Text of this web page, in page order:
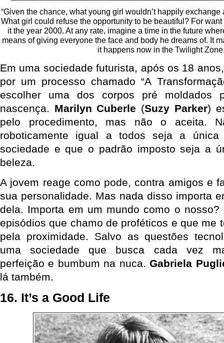
“Given the chance, what young girl wouldn’t happily
What girl could refuse the opportunity to be beautiful? For want
it the year 2000. At any rate, imagine a time in the future
means of giving everyone the face and body he dreams of. It
it happens now in the Twilight
Em uma sociedade futurista, após os 18
por um processo chamado “A
escolher uma dos corpos pré moldados
nascença. Marilyn Cuberle (Suzy Parker)
pelo procedimento, mas não o aceita.
roboticamente igual a todos seja a
sociedade e que o padrão imposto seja a
beleza.
A jovem reage como pode, contra amigos e
sua personalidade. Mas nada disso importa
dela. Importa em um mundo como o
episódios que chamo de proféticos e que me
pela proximidade. Salvo as questões
uma sociedade que busca cada vez
perfeição e bumbum na nuca.Gabriela
lá também.
16. It’s a Good Life